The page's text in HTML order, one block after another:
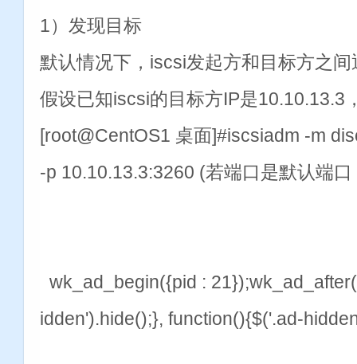
1）发现目标
默认情况下，iscsi发起方和目标方之
假设已知iscsi的目标方IP是10.10.13.3
[root@CentOS1 桌面]#iscsiadm -m
-p 10.10.13.3:3260 (若端口是默认端口
wk_ad_begin({pid :
idden').hide();}, function(){$('.ad-